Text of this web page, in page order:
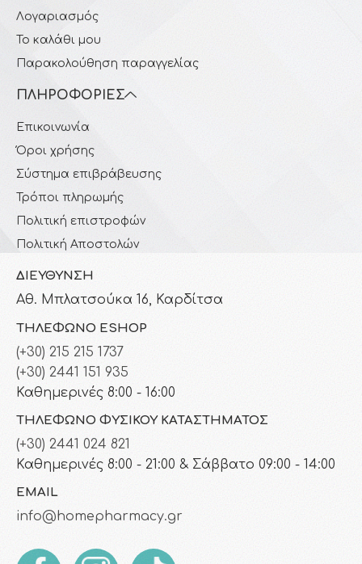
Λογαριασμός
Το καλάθι μου
Παρακολούθηση παραγγελίας
ΠΛΗΡΟΦΟΡΊΕΣ
Επικοινωνία
Όροι χρήσης
Σύστημα επιβράβευσης
Τρόποι πληρωμής
Πολιτική επιστροφών
Πολιτική Αποστολών
ΔΙΕΎΘΥΝΣΗ
Αθ. Μπλατσούκα 16, Καρδίτσα
ΤΗΛΈΦΩΝΟ ESHOP
(+30) 215 215 1737
(+30) 2441 151 935
Καθημερινές 8:00 - 16:00
ΤΗΛΈΦΩΝΟ ΦΥΣΙΚΟΎ ΚΑΤΑΣΤΉΜΑΤΟΣ
(+30) 2441 024 821
Καθημερινές 8:00 - 21:00 & Σάββατο 09:00 - 14:00
EMAIL
info@homepharmacy.gr